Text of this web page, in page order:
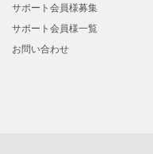
サポート会員様募集
サポート会員様一覧
お問い合わせ